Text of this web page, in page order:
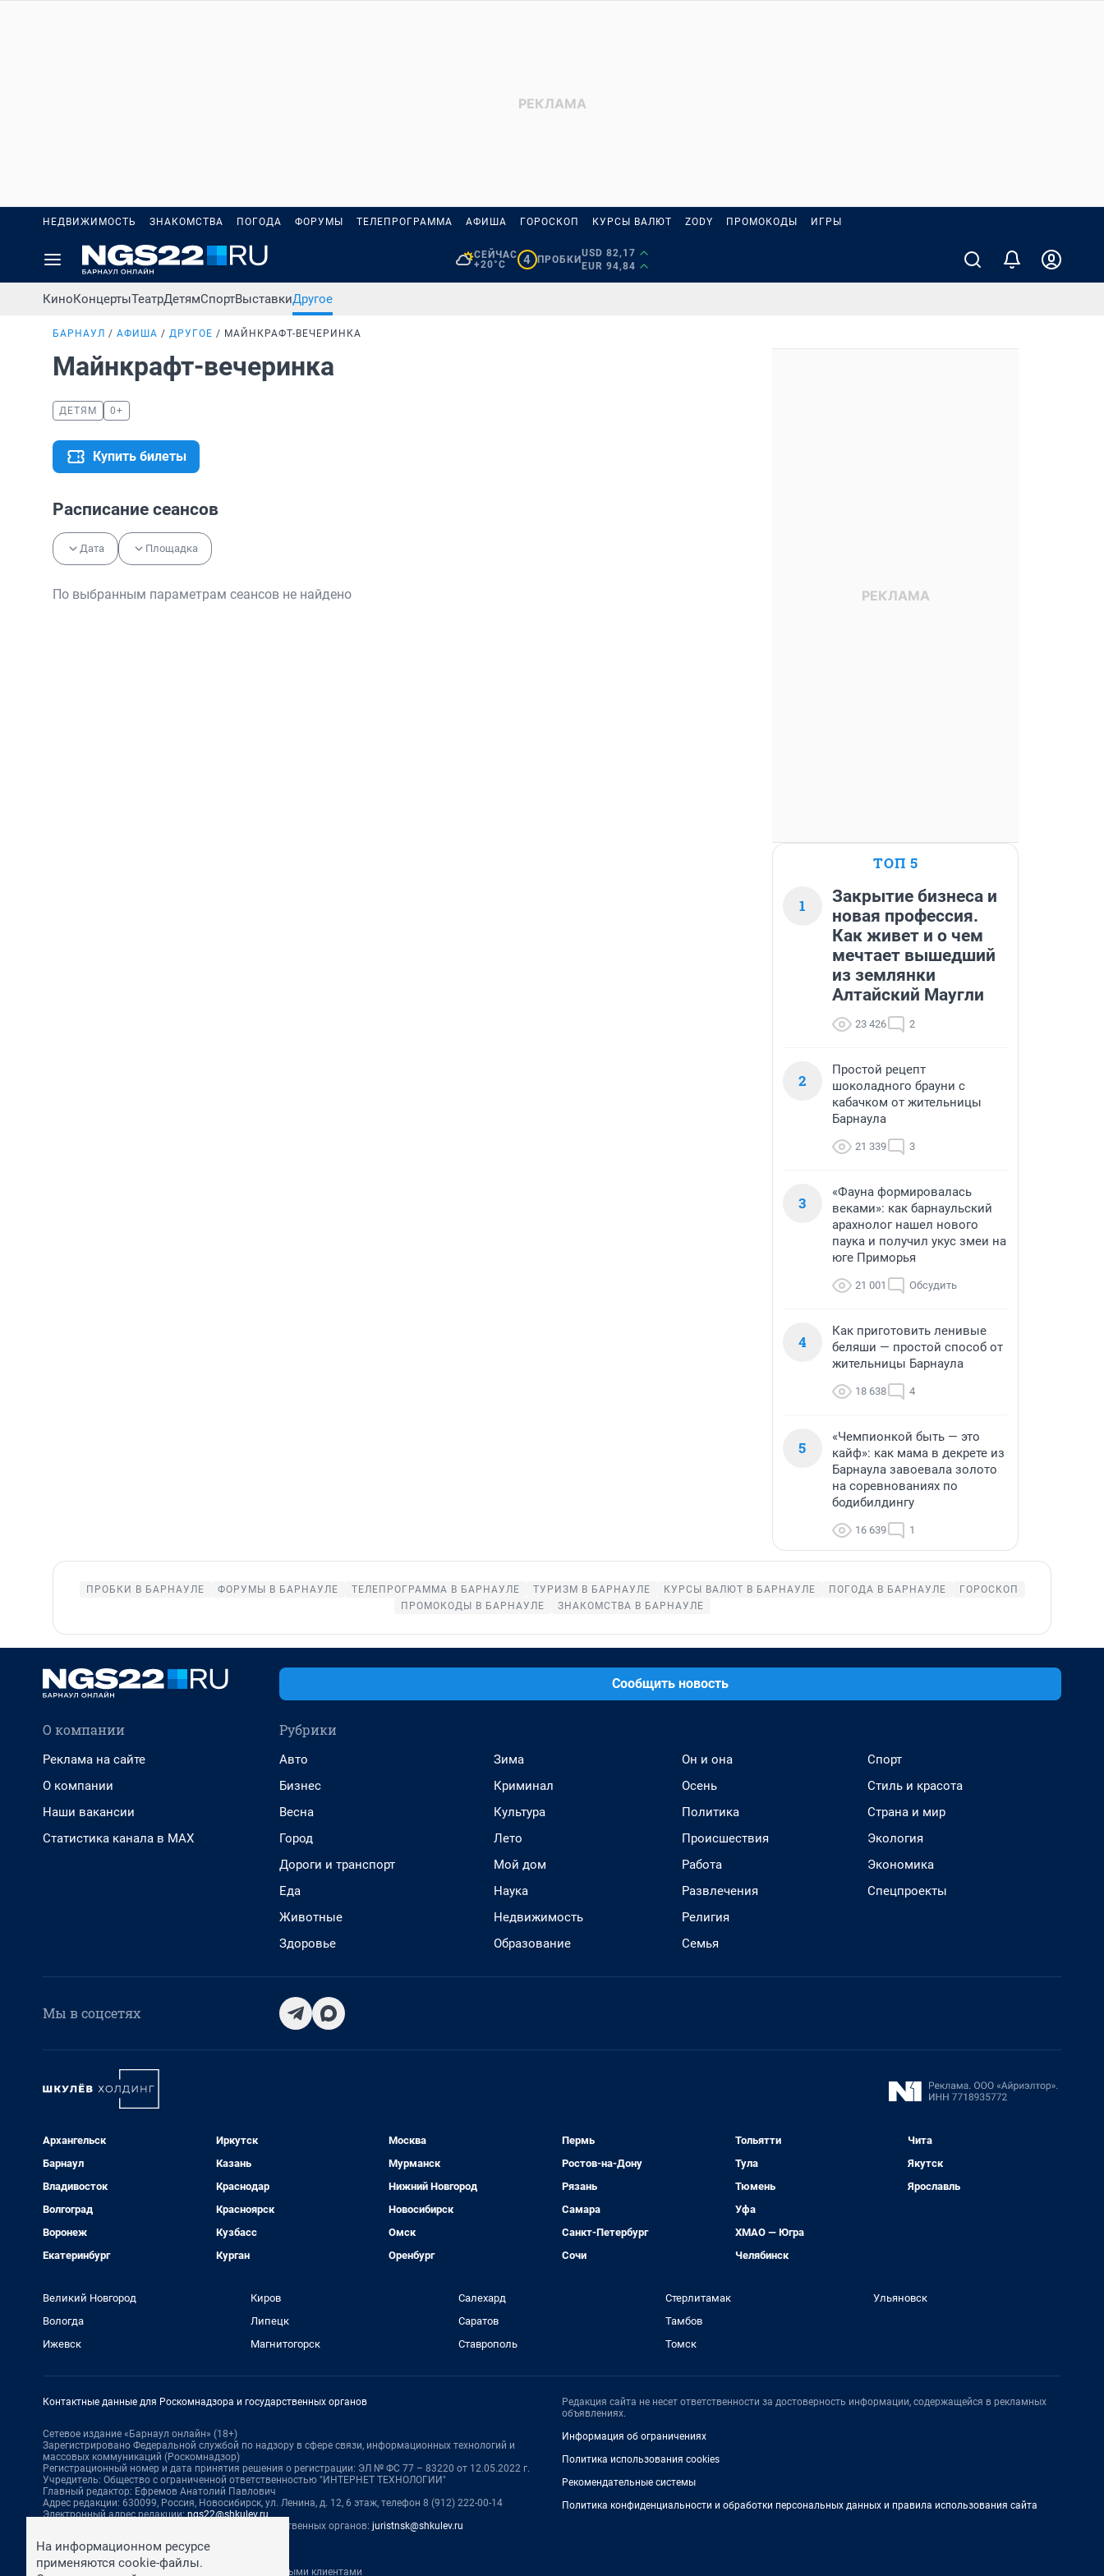
НЕДВИЖИМОСТЬ ЗНАКОМСТВА ПОГОДА ФОРУМЫ ТЕЛЕПРОГРАММА АФИША ГОРОСКОП КУРСЫ ВАЛЮТ ZODY ПРОМОКОДЫ ИГРЫ
СЕЙЧАС
+20°C
4 ПРОБКИ
USD 82,17
EUR 94,84
КиноКонцертыТеатрДетямСпортВыставкиДругое
БАРНАУЛ АФИША ДРУГОЕ МАЙНКРАФТ-ВЕЧЕРИНКА
Майнкрафт-вечеринка
ДЕТЯМ 0+
Купить билеты
Расписание сеансов
Дата Площадка
По выбранным параметрам сеансов не найдено
ТОП 5
1
Закрытие бизнеса и
новая профессия.
Как живет и о чем
мечтает вышедший
из землянки
Алтайский Маугли
23 426 2
2
Простой рецепт
шоколадного брауни с
кабачком от жительницы
Барнаула
21 339 3
3
«Фауна формировалась
веками»: как барнаульский
арахнолог нашел нового
паука и получил укус змеи на
юге Приморья
21 001 Обсудить
4
Как приготовить ленивые
беляши — простой способ от
жительницы Барнаула
18 638 4
5
«Чемпионкой быть — это
кайф»: как мама в декрете из
Барнаула завоевала золото
на соревнованиях по
бодибилдингу
16 639 1
ПРОБКИ В БАРНАУЛЕ ФОРУМЫ В БАРНАУЛЕ ТЕЛЕПРОГРАММА В БАРНАУЛЕ ТУРИЗМ В БАРНАУЛЕ КУРСЫ ВАЛЮТ В БАРНАУЛЕ ПОГОДА В БАРНАУЛЕ
ГОРОСКОП
ПРОМОКОДЫ В БАРНАУЛЕ
ЗНАКОМСТВА В БАРНАУЛЕ
Сообщить новость
О компании
Реклама на сайте
О компании
Наши вакансии
Статистика канала в MAX
Рубрики
Авто
Бизнес
Весна
Город
Дороги и транспорт
Еда
Животные
Здоровье
Зима
Криминал
Культура
Лето
Мой дом
Наука
Недвижимость
Образование
Он и она
Осень
Политика
Происшествия
Работа
Развлечения
Религия
Семья
Спорт
Стиль и красота
Страна и мир
Экология
Экономика
Спецпроекты
Мы в соцсетях
Архангельск
Барнаул
Владивосток
Волгоград
Воронеж
Екатеринбург
Иркутск
Казань
Краснодар
Красноярск
Кузбасс
Курган
Москва
Мурманск
Нижний Новгород
Новосибирск
Омск
Оренбург
Пермь
Ростов-на-Дону
Рязань
Самара
Санкт-Петербург
Сочи
Тольятти
Тула
Тюмень
Уфа
ХМАО — Югра
Челябинск
Чита
Якутск
Ярославль
Великий Новгород
Вологда
Ижевск
Киров
Липецк
Магнитогорск
Салехард
Саратов
Ставрополь
Стерлитамак
Тамбов
Томск
Ульяновск
Контактные данные для Роскомнадзора и государственных органов
Сетевое издание «Барнаул онлайн» (18+)
Зарегистрировано Федеральной службой по надзору в сфере связи, информационных технологий и
массовых коммуникаций (Роскомнадзор)
Регистрационный номер и дата принятия решения о регистрации: ЭЛ № ФС 77 – 83220 от 12.05.2022 г.
Учредитель: Общество с ограниченной ответственностью "ИНТЕРНЕТ ТЕХНОЛОГИИ"
Главный редактор: Ефремов Анатолий Павлович
Адрес редакции: 630099, Россия, Новосибирск, ул. Ленина, д. 12, 6 этаж, телефон 8 (912) 222-00-14
Электронный адрес редакции:ngs22@shkulev.ru
Контактные данные для Роскомнадзора и государственных органов: juristnsk@shkulev.ru
По вопросам коммерческого сотрудничества:
Жапарова Жанна, менеджер по работе с федеральными клиентами
Редакция сайта не несет ответственности за достоверность информации, содержащейся в рекламных
объявлениях.
Информация об ограничениях
Политика использования cookies
Рекомендательные системы
Политика конфиденциальности и обработки персональных данных и правила использования сайта
На информационном ресурсе
применяются cookie-файлы.